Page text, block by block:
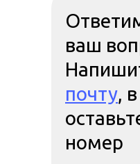
ваш
почту,
номер